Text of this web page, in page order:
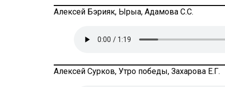
Алексей Бэрияк, Ырыа, Адамова С.С.
Алексей Сурков, Утро победы, Захарова Е.Г.